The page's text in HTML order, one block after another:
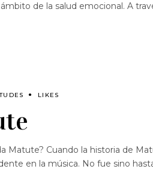
de la salud emocional. A
LIKES
Matute? Cuando la historia de
en la música. No fue sino